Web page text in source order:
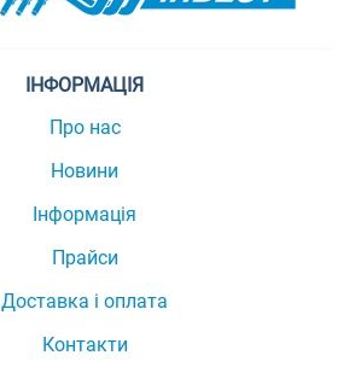
ІНФОРМАЦІЯ
Про нас
Новини
Інформація
Прайси
Доставка і оплата
Контакти